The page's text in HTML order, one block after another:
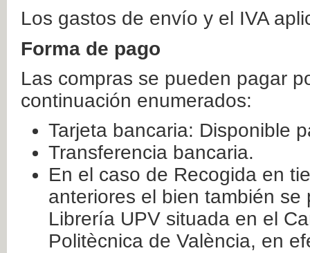
Los gastos de envío y el IVA
Forma de pago
Las compras se pueden pagar
continuación enumerados:
Tarjeta bancaria: Disponible
Transferencia bancaria.
En el caso de Recogida en
anteriores el bien también
Librería UPV situada en el
Politècnica de València, en